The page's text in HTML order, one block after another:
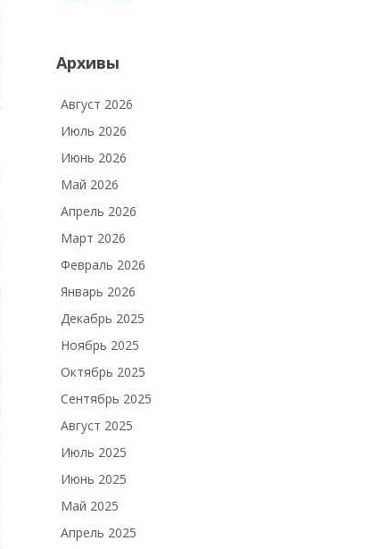
Архивы
Август 2026
Июль 2026
Июнь 2026
Май 2026
Апрель 2026
Март 2026
Февраль 2026
Январь 2026
Декабрь 2025
Ноябрь 2025
Октябрь 2025
Сентябрь 2025
Август 2025
Июль 2025
Июнь 2025
Май 2025
Апрель 2025